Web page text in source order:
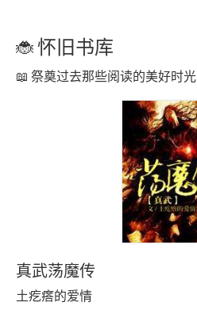
怀旧书库
祭奠过去那些阅读的美好时光
真武荡魔传
土疙瘩的爱情